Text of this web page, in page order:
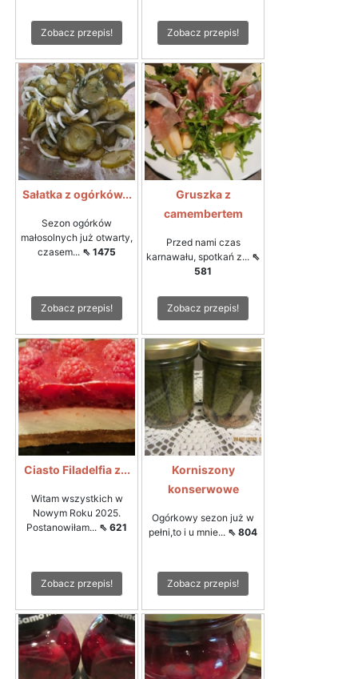
Zobacz przepis! Zobacz przepis!
Sałatka z ogórków...
Sezon ogórków
małosolnych już otwarty,
czasem... ⇖ 1475
Zobacz przepis!
Gruszka z
camembertem
Przed nami czas
karnawału, spotkań z... ⇖
581
Zobacz przepis!
Ciasto Filadelfia z...
Witam wszystkich w
Nowym Roku 2025.
Postanowiłam... ⇖ 621
Zobacz przepis!
Korniszony
konserwowe
Ogórkowy sezon już w
pełni,to i u mnie... ⇖ 804
Zobacz przepis!